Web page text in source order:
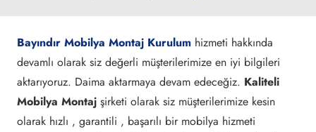
Bayındır Mobilya Montaj Kurulum hizmeti hakkında
devamlı olarak siz değerli müşterilerimize en iyi bilgileri
aktarıyoruz. Daima aktarmaya devam edeceğiz. Kaliteli
Mobilya Montaj şirketi olarak siz müşterilerimize kesin
olarak hızlı , garantili , başarılı bir mobilya hizmeti